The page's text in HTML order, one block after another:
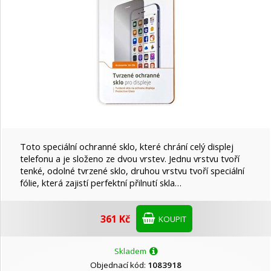
Toto speciální ochranné sklo, které chrání celý displej
telefonu a je složeno ze dvou vrstev. Jednu vrstvu tvoří
tenké, odolné tvrzené sklo, druhou vrstvu tvoří speciální
fólie, která zajistí perfektní přilnutí skla…
361 Kč KOUPIT
Skladem
Objednací kód: 1083918